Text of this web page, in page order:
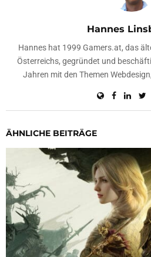
Hannes
Hannes hat 1999 Gamers.at, das
Österreichs, gegründet und
Jahren mit den Themen
ÄHNLICHE BEITRÄGE